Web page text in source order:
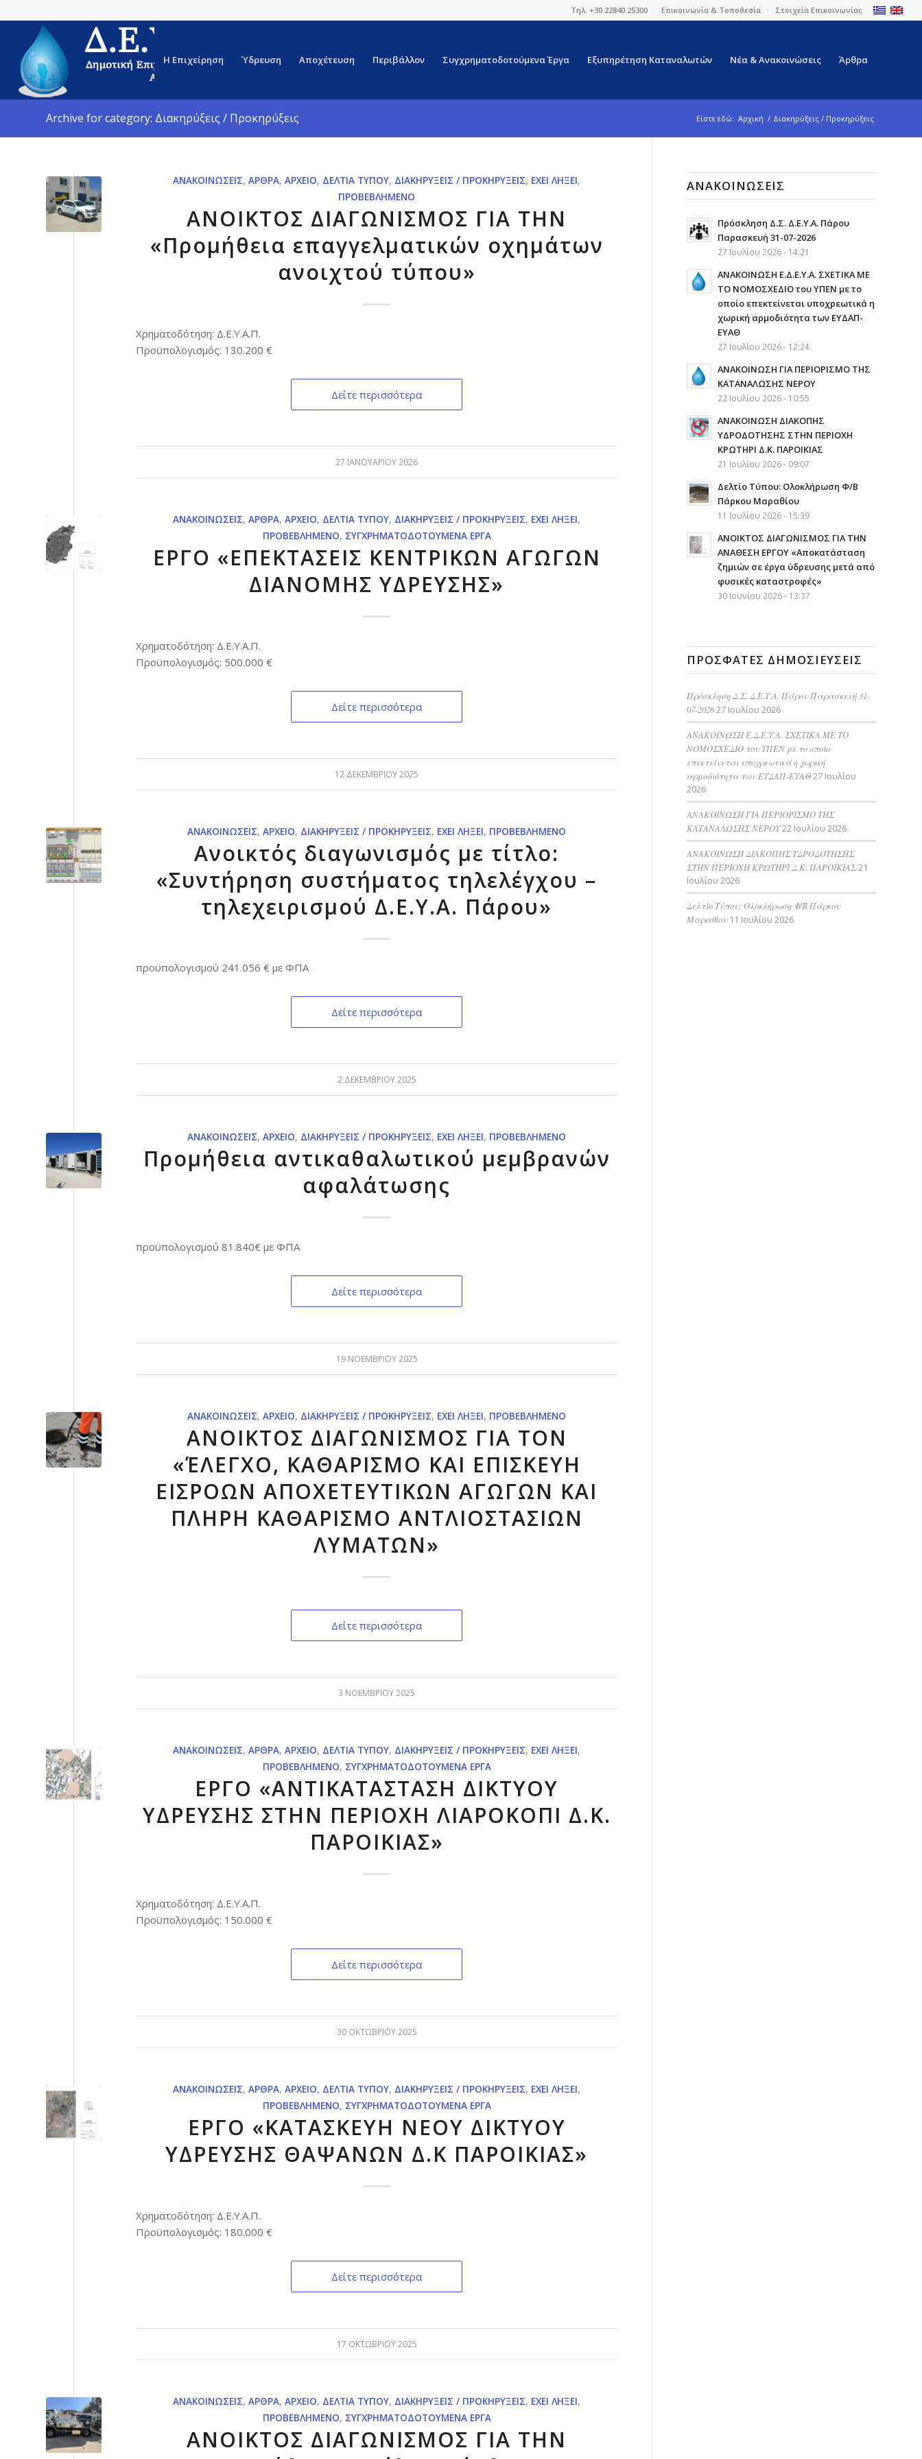
Επικοινωνία & Τοποθεσία Στοιχεία Επικοινωνίας
Τηλ. +30 22840 25300
Η Επιχείρηση Ύδρευση Αποχέτευση Περιβάλλον Συγχρηματοδοτούμενα Έργα Εξυπηρέτηση Καταναλωτών Νέα & Ανακοινώσεις Άρθρα
Archive for category: Διακηρύξεις / Προκηρύξεις Είστε εδώ: Αρχική / Διακηρύξεις / Προκηρύξεις
ΑΝΑΚΟΙΝΏΣΕΙΣ,ΆΡΘΡΑ,ΑΡΧΕΊΟ, ΔΕΛΤΊΑ ΤΎΠΟΥ, ΔΙΑΚΗΡΎΞΕΙΣ / ΠΡΟΚΗΡΎΞΕΙΣ, ΈΧΕΙ ΛΉΞΕΙ,
ΠΡΟΒΕΒΛΗΜΈΝΟ
ΑΝΟΙΚΤΟΣ ΔΙΑΓΩΝΙΣΜΟΣ ΓΙΑ ΤΗΝ
«Προμήθεια επαγγελματικών οχημάτων
ανοιχτού τύπου»
Χρηματοδότηση: Δ.Ε.Υ.Α.Π.
Προϋπολογισμός: 130.200 €
Δείτε περισσότερα
27 ΙΑΝΟΥΑΡΊΟΥ 2026
ΑΝΑΚΟΙΝΏΣΕΙΣ,ΆΡΘΡΑ,ΑΡΧΕΊΟ, ΔΕΛΤΊΑ ΤΎΠΟΥ, ΔΙΑΚΗΡΎΞΕΙΣ / ΠΡΟΚΗΡΎΞΕΙΣ, ΈΧΕΙ ΛΉΞΕΙ,
ΠΡΟΒΕΒΛΗΜΈΝΟ, ΣΥΓΧΡΗΜΑΤΟΔΟΤΟΎΜΕΝΑ ΈΡΓΑ
ΕΡΓΟ «ΕΠΕΚΤΑΣΕΙΣ ΚΕΝΤΡΙΚΩΝ ΑΓΩΓΩΝ
ΔΙΑΝΟΜΗΣ ΥΔΡΕΥΣΗΣ»
Χρηματοδότηση: Δ.Ε.Υ.Α.Π.
Προϋπολογισμός: 500.000 €
Δείτε περισσότερα
12 ΔΕΚΕΜΒΡΊΟΥ 2025
ΑΝΑΚΟΙΝΏΣΕΙΣ,ΑΡΧΕΊΟ, ΔΙΑΚΗΡΎΞΕΙΣ / ΠΡΟΚΗΡΎΞΕΙΣ, ΈΧΕΙ ΛΉΞΕΙ, ΠΡΟΒΕΒΛΗΜΈΝΟ
Ανοικτός διαγωνισμός με τίτλο:
«Συντήρηση συστήματος τηλελέγχου –
τηλεχειρισμού Δ.Ε.Υ.Α. Πάρου»
προϋπολογισμού 241.056 € με ΦΠΑ
Δείτε περισσότερα
2 ΔΕΚΕΜΒΡΊΟΥ 2025
ΑΝΑΚΟΙΝΏΣΕΙΣ,ΑΡΧΕΊΟ, ΔΙΑΚΗΡΎΞΕΙΣ / ΠΡΟΚΗΡΎΞΕΙΣ, ΈΧΕΙ ΛΉΞΕΙ, ΠΡΟΒΕΒΛΗΜΈΝΟ
Προμήθεια αντικαθαλωτικού μεμβρανών
αφαλάτωσης
προϋπολογισμού 81.840€ με ΦΠΑ
Δείτε περισσότερα
19 ΝΟΕΜΒΡΊΟΥ 2025
ΑΝΑΚΟΙΝΏΣΕΙΣ,ΑΡΧΕΊΟ, ΔΙΑΚΗΡΎΞΕΙΣ / ΠΡΟΚΗΡΎΞΕΙΣ, ΈΧΕΙ ΛΉΞΕΙ, ΠΡΟΒΕΒΛΗΜΈΝΟ
ΑΝΟΙΚΤΟΣ ΔΙΑΓΩΝΙΣΜΟΣ ΓΙΑ ΤOΝ
«ΈΛΕΓΧΟ, ΚΑΘΑΡΙΣΜΟ ΚΑΙ ΕΠΙΣΚΕΥΗ
ΕΙΣΡΟΩΝ ΑΠΟΧΕΤΕΥΤΙΚΩΝ ΑΓΩΓΩΝ ΚΑΙ
ΠΛΗΡΗ ΚΑΘΑΡΙΣΜΟ ΑΝΤΛΙΟΣΤΑΣΙΩΝ
ΛΥΜΑΤΩΝ»
Δείτε περισσότερα
3 ΝΟΕΜΒΡΊΟΥ 2025
ΑΝΑΚΟΙΝΏΣΕΙΣ,ΆΡΘΡΑ,ΑΡΧΕΊΟ, ΔΕΛΤΊΑ ΤΎΠΟΥ, ΔΙΑΚΗΡΎΞΕΙΣ / ΠΡΟΚΗΡΎΞΕΙΣ, ΈΧΕΙ ΛΉΞΕΙ,
ΠΡΟΒΕΒΛΗΜΈΝΟ, ΣΥΓΧΡΗΜΑΤΟΔΟΤΟΎΜΕΝΑ ΈΡΓΑ
ΕΡΓΟ «ΑΝΤΙΚΑΤΑΣΤΑΣΗ ΔΙΚΤΥΟΥ
ΥΔΡΕΥΣΗΣ ΣΤΗΝ ΠΕΡΙΟΧΗ ΛΙΑΡΟΚΟΠΙ Δ.Κ.
ΠΑΡΟΙΚΙΑΣ»
Χρηματοδότηση: Δ.Ε.Υ.Α.Π.
Προϋπολογισμός: 150.000 €
Δείτε περισσότερα
30 ΟΚΤΩΒΡΊΟΥ 2025
ΑΝΑΚΟΙΝΏΣΕΙΣ,ΆΡΘΡΑ,ΑΡΧΕΊΟ, ΔΕΛΤΊΑ ΤΎΠΟΥ, ΔΙΑΚΗΡΎΞΕΙΣ / ΠΡΟΚΗΡΎΞΕΙΣ, ΈΧΕΙ ΛΉΞΕΙ,
ΠΡΟΒΕΒΛΗΜΈΝΟ, ΣΥΓΧΡΗΜΑΤΟΔΟΤΟΎΜΕΝΑ ΈΡΓΑ
ΕΡΓΟ «ΚΑΤΑΣΚΕΥΗ ΝΕΟΥ ΔΙΚΤΥΟΥ
ΥΔΡΕΥΣΗΣ ΘΑΨΑΝΩΝ Δ.Κ ΠΑΡΟΙΚΙΑΣ»
Χρηματοδότηση: Δ.Ε.Υ.Α.Π.
Προϋπολογισμός: 180.000 €
Δείτε περισσότερα
17 ΟΚΤΩΒΡΊΟΥ 2025
ΑΝΑΚΟΙΝΏΣΕΙΣ,ΆΡΘΡΑ,ΑΡΧΕΊΟ, ΔΕΛΤΊΑ ΤΎΠΟΥ, ΔΙΑΚΗΡΎΞΕΙΣ / ΠΡΟΚΗΡΎΞΕΙΣ, ΈΧΕΙ ΛΉΞΕΙ,
ΠΡΟΒΕΒΛΗΜΈΝΟ, ΣΥΓΧΡΗΜΑΤΟΔΟΤΟΎΜΕΝΑ ΈΡΓΑ
ΑΝΟΙΚΤΟΣ ΔΙΑΓΩΝΙΣΜΟΣ ΓΙΑ ΤΗΝ
ΑΝΑΚΟΙΝΏΣΕΙΣ
Πρόσκληση Δ.Σ. Δ.Ε.Υ.Α. Πάρου
Παρασκευή 31-07-2026
27 Ιουλίου 2026 - 14:21
ΑΝΑΚΟΙΝΩΣΗ Ε.Δ.Ε.Υ.Α. ΣΧΕΤΙΚΑ ΜΕ
ΤΟ ΝΟΜΟΣΧΕΔΙΟ του ΥΠΕΝ με το
οποίο επεκτείνεται υποχρεωτικά η
χωρική αρμοδιότητα των ΕΥΔΑΠ-
ΕΥΑΘ
27 Ιουλίου 2026 - 12:24
ΑΝΑΚΟΙΝΩΣΗ ΓΙΑ ΠΕΡΙΟΡΙΣΜΟ ΤΗΣ
ΚΑΤΑΝΑΛΩΣΗΣ ΝΕΡΟΥ
22 Ιουλίου 2026 - 10:55
AΝΑΚΟΙΝΩΣΗ ΔΙΑΚΟΠΗΣ
ΥΔΡΟΔΟΤΗΣΗΣ ΣΤΗΝ ΠΕΡΙΟΧΗ
ΚΡΩΤΗΡΙ Δ.Κ. ΠΑΡΟΙΚΙΑΣ
21 Ιουλίου 2026 - 09:07
Δελτίο Τύπου: Ολοκλήρωση Φ/Β
Πάρκου Μαραθίου
11 Ιουλίου 2026 - 15:39
ΑΝΟΙΚΤΟΣ ΔΙΑΓΩΝΙΣΜΟΣ ΓΙΑ ΤΗΝ
ΑΝΑΘΕΣΗ ΕΡΓΟΥ «Αποκατάσταση
ζημιών σε έργα ύδρευσης μετά από
φυσικές καταστροφές»
30 Ιουνίου 2026 - 13:37
ΠΡΌΣΦΑΤΕΣ ΔΗΜΟΣΙΕΎΣΕΙΣ
Πρόσκληση Δ.Σ. Δ.Ε.Υ.Α. Πάρου Παρασκευή 31-
07-202627 Ιουλίου 2026
ΑΝΑΚΟΙΝΩΣΗ Ε.Δ.Ε.Υ.Α. ΣΧΕΤΙΚΑ ΜΕ ΤΟ
ΝΟΜΟΣΧΕΔΙΟ του ΥΠΕΝ με το οποίο
επεκτείνεται υποχρεωτικά η χωρική
αρμοδιότητα των ΕΥΔΑΠ-ΕΥΑΘ27 Ιουλίου
2026
ΑΝΑΚΟΙΝΩΣΗ ΓΙΑ ΠΕΡΙΟΡΙΣΜΟ ΤΗΣ
ΚΑΤΑΝΑΛΩΣΗΣ ΝΕΡΟΥ22 Ιουλίου 2026
AΝΑΚΟΙΝΩΣΗ ΔΙΑΚΟΠΗΣ ΥΔΡΟΔΟΤΗΣΗΣ
ΣΤΗΝ ΠΕΡΙΟΧΗ ΚΡΩΤΗΡΙ Δ.Κ. ΠΑΡΟΙΚΙΑΣ21
Ιουλίου 2026
Δελτίο Τύπου: Ολοκλήρωση Φ/Β Πάρκου
Μαραθίου 11 Ιουλίου 2026